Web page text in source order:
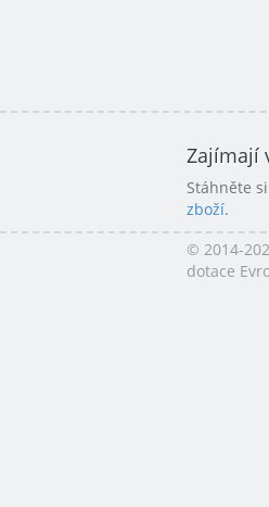
Zajímají
Stáhněte
zboží.
© 2014-
dotace